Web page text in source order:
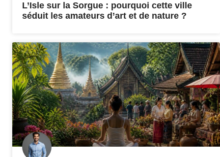
L’Isle sur la Sorgue : pourquoi cette ville
séduit les amateurs d’art et de nature ?